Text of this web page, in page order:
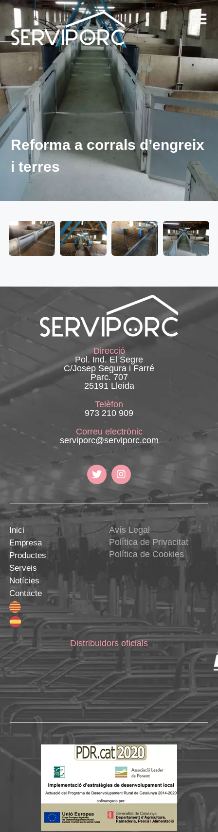
Reforma a corrals d’engreix
i terres
Direcció
Pol. Ind. El Segre
C/Josep Segura i Farré
Parc. 707
25191 Lleida
Telèfon
973 210 909
Correu electrònic
serviporc@serviporc.com
Inici
Empresa
Productes
Serveis
Notícies
Contacte
Avís Legal
Política de Privacitat
Política de Cookies
Distribuidors oficials